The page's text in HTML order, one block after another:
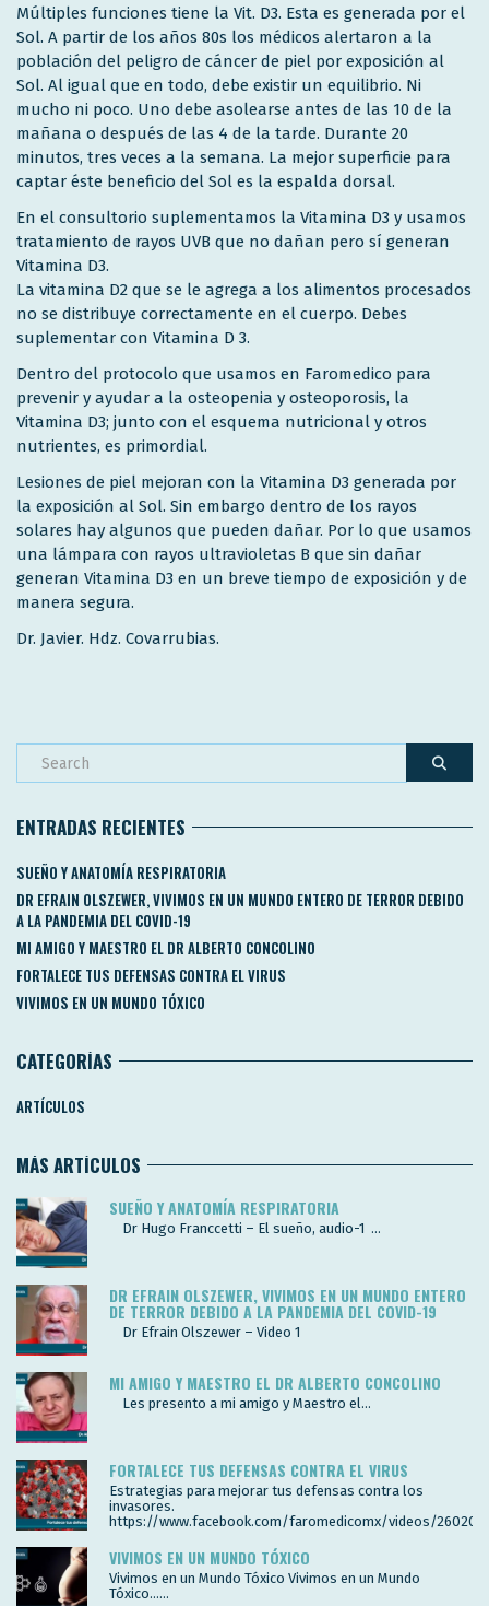
Múltiples funciones tiene la Vit. D3. Esta es generada por el
Sol. A partir de los años 80s los médicos alertaron a la
población del peligro de cáncer de piel por exposición al
Sol. Al igual que en todo, debe existir un equilibrio. Ni
mucho ni poco. Uno debe asolearse antes de las 10 de la
mañana o después de las 4 de la tarde. Durante 20
minutos, tres veces a la semana. La mejor superficie para
captar éste beneficio del Sol es la espalda dorsal.
En el consultorio suplementamos la Vitamina D3 y usamos
tratamiento de rayos UVB que no dañan pero sí generan
Vitamina D3.
La vitamina D2 que se le agrega a los alimentos procesados
no se distribuye correctamente en el cuerpo. Debes
suplementar con Vitamina D 3.
Dentro del protocolo que usamos en Faromedico para
prevenir y ayudar a la osteopenia y osteoporosis, la
Vitamina D3; junto con el esquema nutricional y otros
nutrientes, es primordial.
Lesiones de piel mejoran con la Vitamina D3 generada por
la exposición al Sol. Sin embargo dentro de los rayos
solares hay algunos que pueden dañar. Por lo que usamos
una lámpara con rayos ultravioletas B que sin dañar
generan Vitamina D3 en un breve tiempo de exposición y de
manera segura.
Dr. Javier. Hdz. Covarrubias.
ENTRADAS RECIENTES
SUEÑO Y ANATOMÍA RESPIRATORIA
DR EFRAIN OLSZEWER, VIVIMOS EN UN MUNDO ENTERO DE TERROR DEBIDO
A LA PANDEMIA DEL COVID-19
MI AMIGO Y MAESTRO EL DR ALBERTO CONCOLINO
FORTALECE TUS DEFENSAS CONTRA EL VIRUS
VIVIMOS EN UN MUNDO TÓXICO
CATEGORÍAS
ARTÍCULOS
MÁS ARTÍCULOS
SUEÑO Y ANATOMÍA RESPIRATORIA
Dr Hugo Franccetti – El sueño, audio-1 ...
DR EFRAIN OLSZEWER, VIVIMOS EN UN MUNDO ENTERO
DE TERROR DEBIDO A LA PANDEMIA DEL COVID-19
Dr Efrain Olszewer – Video 1
MI AMIGO Y MAESTRO EL DR ALBERTO CONCOLINO
Les presento a mi amigo y Maestro el...
FORTALECE TUS DEFENSAS CONTRA EL VIRUS
Estrategias para mejorar tus defensas contra los
invasores.
https://www.facebook.com/faromedicomx/videos/
VIVIMOS EN UN MUNDO TÓXICO
Vivimos en un Mundo Tóxico Vivimos en un Mundo
Tóxico…...